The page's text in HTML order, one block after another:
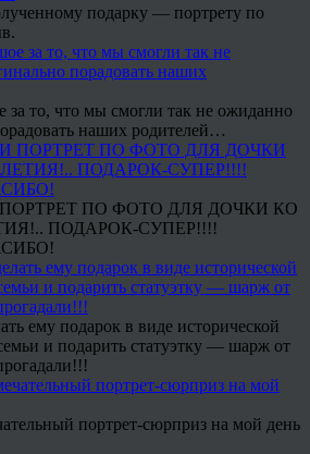
подарку — портрету по
за то, что мы смогли так не ожиданно
наших родителей…
ПО ФОТО ДЛЯ ДОЧКИ КО
ПОДАРОК-СУПЕР!!!!
ему подарок в виде исторической
и подарить статуэтку — шарж от
портрет-сюрприз на мой день